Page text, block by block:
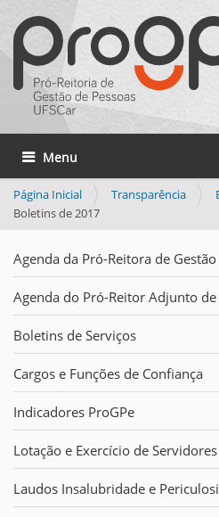
Toggle navigation
Página Inicial Transparência
Boletins de 2017
Agenda da Pró-Reitora de Gestão
Agenda do Pró-Reitor Adjunto de
Boletins de Serviços
Cargos e Funções de Confiança
Indicadores ProGPe
Lotação e Exercício de Servidores
Laudos Insalubridade e